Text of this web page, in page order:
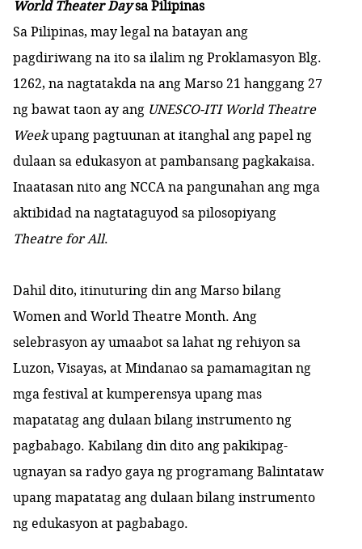
World Theater Daysa Pilipinas
Sa Pilipinas, may legal na batayan ang
pagdiriwang na ito sa ilalim ngProklamasyon Blg.
1262, na nagtatakda na ang Marso 21 hanggang 27
ng bawat taon ay ang UNESCO-ITI World Theatre
Weekupang pagtuunan at itanghal ang papel ng
dulaan sa edukasyon at pambansang pagkakaisa.
Inaatasan nito ang NCCA na pangunahan ang mga
aktibidad na nagtataguyod sa pilosopiyang
Theatre for All.
Dahil dito, itinuturing din ang Marso bilang
Women and World Theatre Month. Ang
selebrasyon ay umaabot sa lahat ng rehiyon sa
Luzon, Visayas, at Mindanao sa pamamagitan ng
mga festival at kumperensya upang mas
mapatatag ang dulaan bilang instrumento ng
pagbabago. Kabilang din dito ang pakikipag-
ugnayan sa radyo gaya ng programangBalintataw
upang mapatatag ang dulaan bilang instrumento
ng edukasyon at pagbabago.